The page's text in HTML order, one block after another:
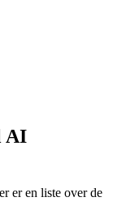
AI
er en liste over de